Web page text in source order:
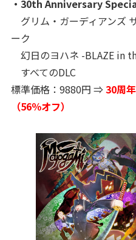
・30th Anniversary
グリム・ガーディアンズ
ーク
幻日のヨハネ -BLAZE in
すべてのDLC
標準価格：9880円 ⇒30周
（56％オフ）